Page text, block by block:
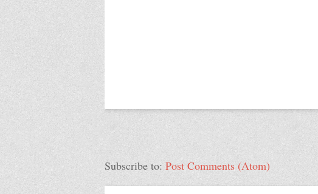
Subscribe to: Post Comments (Atom)